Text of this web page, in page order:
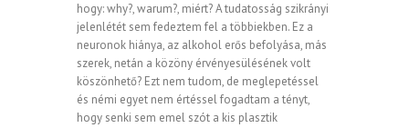
hogy: why?, warum?, miért? A tudatosság szikrányi
jelenlétét sem fedeztem fel a többiekben. Ez a
neuronok hiánya, az alkohol erős befolyása, más
szerek, netán a közöny érvényesülésének volt
köszönhető? Ezt nem tudom, de meglepetéssel
és némi egyet nem értéssel fogadtam a tényt,
hogy senki sem emel szót a kis plasztik